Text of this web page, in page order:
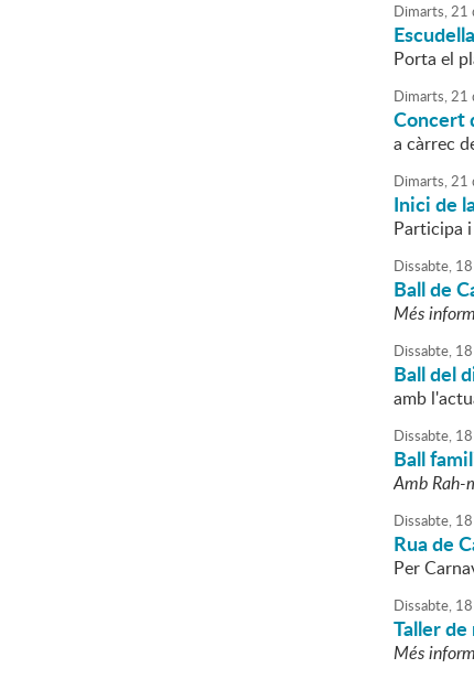
Dimarts,21
Porta el
Dimarts,21
Concert
a càrrec
Dimarts,21
Inici de
Participa
Dissabte, 18
Ball de
Més
Dissabte, 18
Ball del
amb
Dissabte, 18
Ball
Amb Rah-
Dissabte, 18
Rua de
Per
Dissabte, 18
Taller
Més